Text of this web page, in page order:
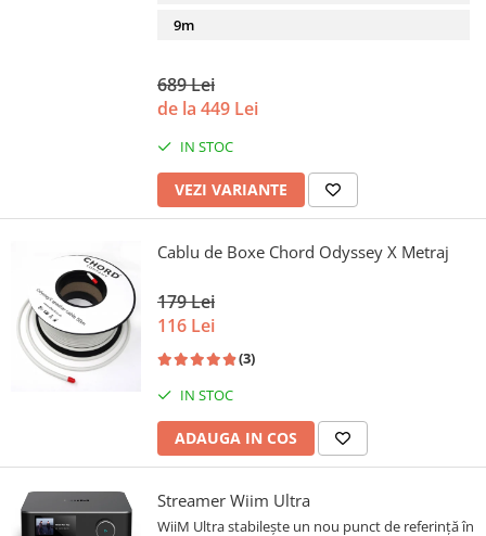
9m
689 Lei
de la 449 Lei
IN STOC
VEZI VARIANTE
Cablu de Boxe Chord Odyssey X Metraj
179 Lei
116 Lei
(3)
IN STOC
ADAUGA IN COS
Streamer Wiim Ultra
WiiM Ultra stabilește un nou punct de referință în